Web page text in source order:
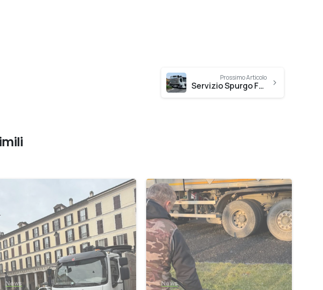
Prossimo Articolo
Servizio Spurgo Fognature Trecate: Il Miglior Servizio Locale
News
0
News